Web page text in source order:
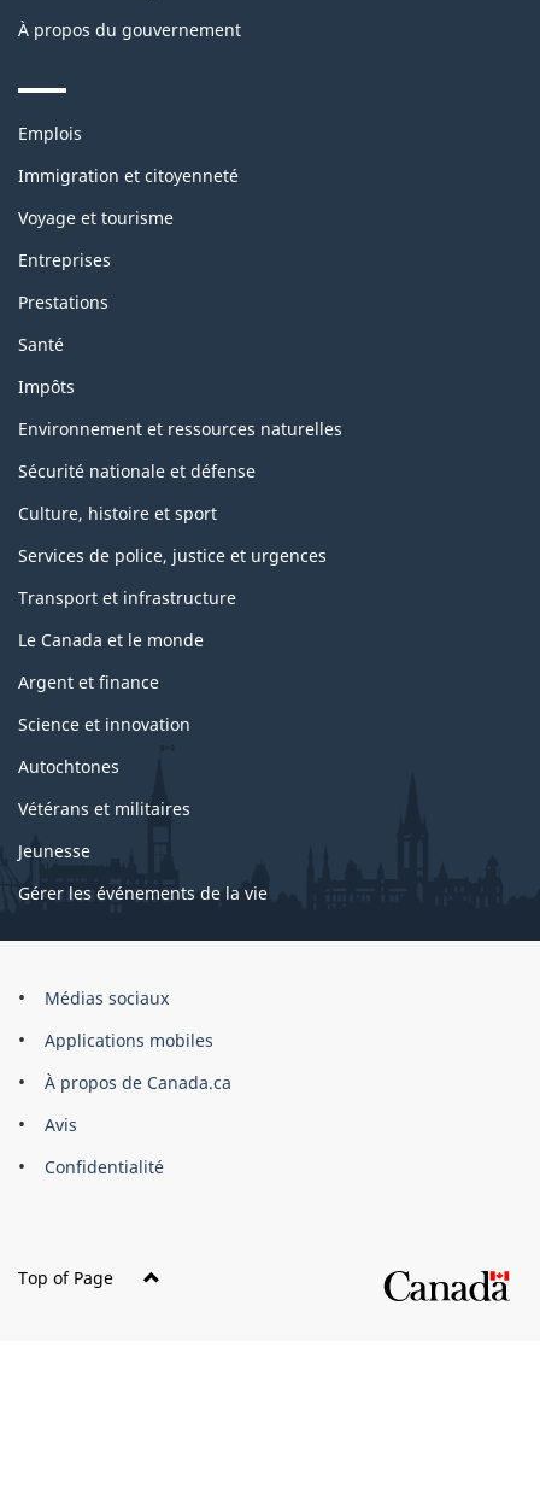
À propos du gouvernement
Themes
topics
Emplois
Immigration et citoyenneté
Voyage et tourisme
Entreprises
Prestations
Santé
Impôts
Environnement et ressources naturelles
Sécurité nationale et défense
Culture, histoire et sport
Services de police, justice et urgences
Transport et infrastructure
Le Canada et le monde
Argent et finance
Science et innovation
Autochtones
Vétérans et militaires
Jeunesse
Gérer les événements de la vie
Organisation
gouvernement
du
Canada
Médias sociaux
Applications mobiles
À propos de Canada.ca
Avis
Confidentialité
Top of Page